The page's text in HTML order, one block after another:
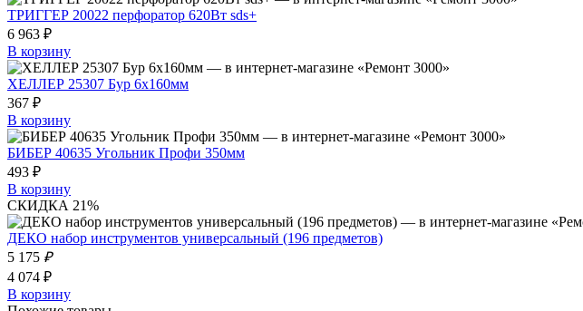
ТРИГГЕР 20022 перфоратор 620Вт sds+
6 963 ₽
В корзину
ХЕЛЛЕР 25307 Бур 6х160мм
367 ₽
В корзину
БИБЕР 40635 Угольник Профи 350мм
493 ₽
В корзину
СКИДКА 21%
ДЕКО набор инструментов универсальный (196 предметов)
5 175 ₽
4 074 ₽
В корзину